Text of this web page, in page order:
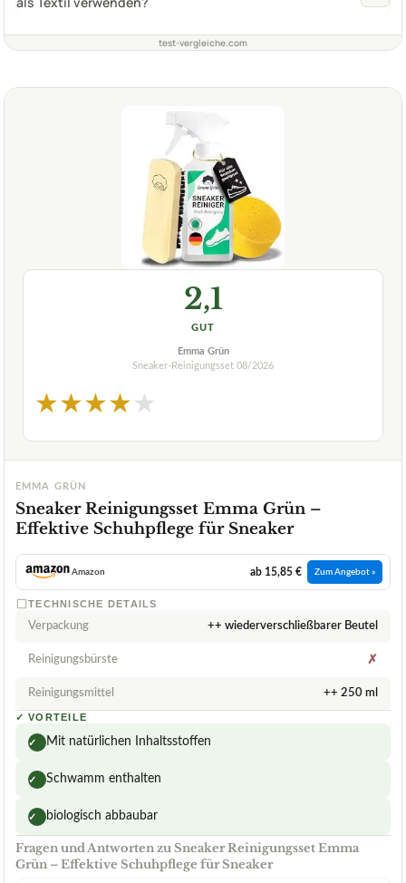
test-vergleiche.com
2,1
GUT
Emma Grün
Sneaker-Reinigungsset 08/2026
★★★★★
EMMA GRÜN
Sneaker Reinigungsset Emma Grün –
Effektive Schuhpflege für Sneaker
Amazon ab 15,85 € Zum Angebot »
TECHNISCHE DETAILS
Verpackung ++ wiederverschließbarer Beutel
Reinigungsbürste ✗
Reinigungsmittel ++ 250 ml
✓ VORTEILE
✓ Mit natürlichen Inhaltsstoffen
✓ Schwamm enthalten
✓ biologisch abbaubar
Fragen und Antworten zu Sneaker Reinigungsset Emma
Grün – Effektive Schuhpflege für Sneaker